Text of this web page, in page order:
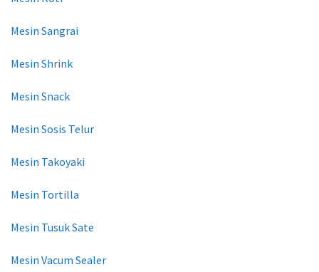
Mesin Sangrai
Mesin Shrink
Mesin Snack
Mesin Sosis Telur
Mesin Takoyaki
Mesin Tortilla
Mesin Tusuk Sate
Mesin Vacum Sealer